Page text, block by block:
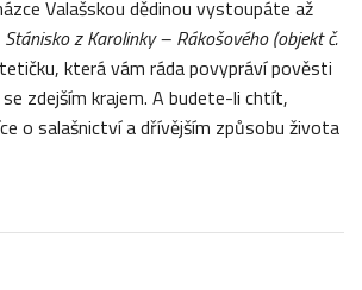
Valašskou dědinou vystoupáte až
Stánisko z Karolinky – Rákošového (objekt č.
která vám ráda povypráví pověsti
zdejším krajem. A budete-li chtít,
o salašnictví a dřívějším způsobu života